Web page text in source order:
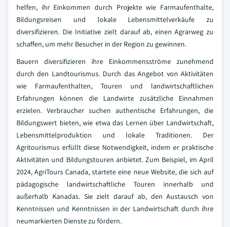
helfen, ihr Einkommen durch Projekte wie Farmaufenthalte,
Bildungsreisen und lokale Lebensmittelverkäufe zu
diversifizieren. Die Initiative zielt darauf ab, einen Agrarweg zu
schaffen, um mehr Besucher in der Region zu gewinnen.
Bauern diversifizieren ihre Einkommensströme zunehmend
durch den Landtourismus. Durch das Angebot von Aktivitäten
wie Farmaufenthalten, Touren und landwirtschaftlichen
Erfahrungen können die Landwirte zusätzliche Einnahmen
erzielen. Verbraucher suchen authentische Erfahrungen, die
Bildungswert bieten, wie etwa das Lernen über Landwirtschaft,
Lebensmittelproduktion und lokale Traditionen. Der
Agritourismus erfüllt diese Notwendigkeit, indem er praktische
Aktivitäten und Bildungstouren anbietet. Zum Beispiel, im April
2024, AgriTours Canada, startete eine neue Website, die sich auf
pädagogische landwirtschaftliche Touren innerhalb und
außerhalb Kanadas. Sie zielt darauf ab, den Austausch von
Kenntnissen und Kenntnissen in der Landwirtschaft durch ihre
neumarkierten Dienste zu fördern.